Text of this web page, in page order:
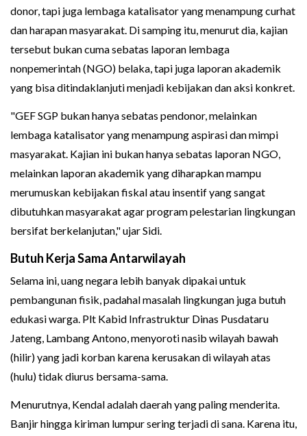
donor, tapi juga lembaga katalisator yang menampung curhat
dan harapan masyarakat. Di samping itu, menurut dia, kajian
tersebut bukan cuma sebatas laporan lembaga
nonpemerintah (NGO) belaka, tapi juga laporan akademik
yang bisa ditindaklanjuti menjadi kebijakan dan aksi konkret.
"GEF SGP bukan hanya sebatas pendonor, melainkan
lembaga katalisator yang menampung aspirasi dan mimpi
masyarakat. Kajian ini bukan hanya sebatas laporan NGO,
melainkan laporan akademik yang diharapkan mampu
merumuskan kebijakan fiskal atau insentif yang sangat
dibutuhkan masyarakat agar program pelestarian lingkungan
bersifat berkelanjutan," ujar Sidi.
Butuh Kerja Sama Antarwilayah
Selama ini, uang negara lebih banyak dipakai untuk
pembangunan fisik, padahal masalah lingkungan juga butuh
edukasi warga. Plt Kabid Infrastruktur Dinas Pusdataru
Jateng, Lambang Antono, menyoroti nasib wilayah bawah
(hilir) yang jadi korban karena kerusakan di wilayah atas
(hulu) tidak diurus bersama-sama.
Menurutnya, Kendal adalah daerah yang paling menderita.
Banjir hingga kiriman lumpur sering terjadi di sana. Karena itu,